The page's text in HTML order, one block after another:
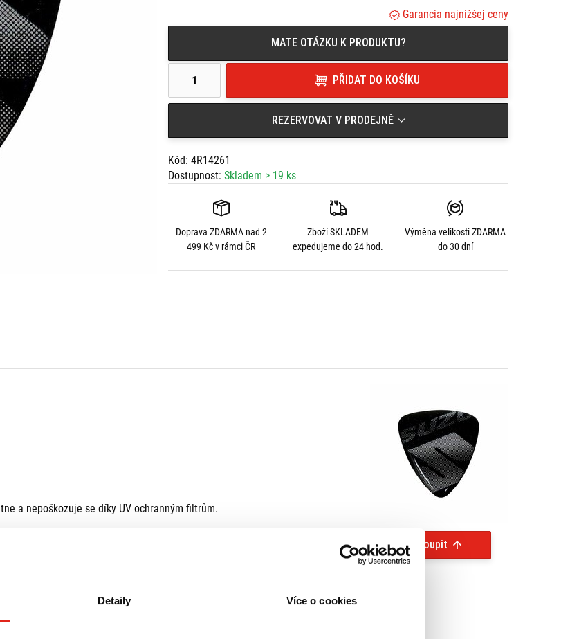
Detaily Více o cookies
Garancia najnižšej ceny
MATE OTÁZKU K PRODUKTU?
PŘIDAT DO KOŠÍKU
REZERVOVAT V PRODEJNĚ
Kód: 4R14261
Dostupnost: Skladem > 19 ks
Doprava ZDARMAnad 2
499 Kč v rámci ČR
Zboží SKLADEM
expedujeme do 24 hod.
Výměna velikostiZDARMA
do 30 dní
a nepoškozuje se díky UV ochranným filtrům.
Koupit